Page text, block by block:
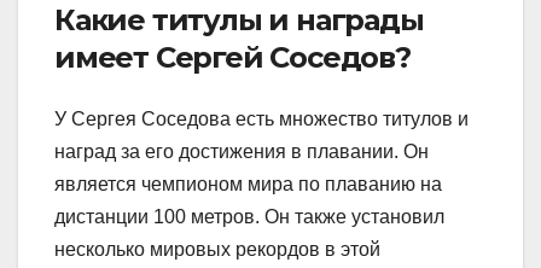
Какие титулы и награды
имеет Сергей Соседов?
У Сергея Соседова есть множество титулов и
наград за его достижения в плавании. Он
является чемпионом мира по плаванию на
дистанции 100 метров. Он также установил
несколько мировых рекордов в этой